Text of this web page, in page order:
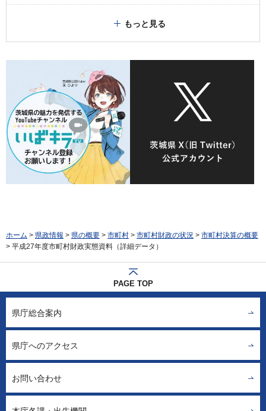
もっと見る
ホーム > 県政情報 > 県の概要 > 市町村 > 市町村財政の状況 > 市町村決算の概要
> 平成27年度市町村財政実態資料（詳細データ）
PAGE TOP
県庁総合案内
県庁へのアクセス
お問い合わせ